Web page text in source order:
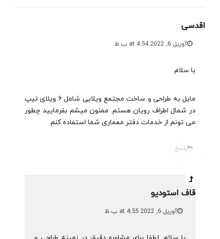
اقدسی
آوریل 6, 2022 at 4:54 ب.ظ
با سلام
مایل به طراحی و ساخت مجتمع ویلایی شامل ۶ ویلای تیپ
در شمال اطراف رویان هستم. ممنون میشم بفرمایید چطور
می تونم از خدمات دفتر معماری شما استفاده کنم
پاسخ
قاف استودیو
آوریل 6, 2022 at 4:55 ب.ظ